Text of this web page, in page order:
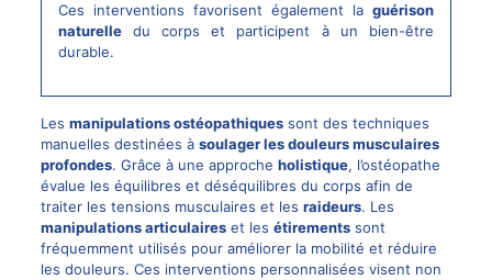
Ces interventions favorisent également la guérison
naturelledu corps et participent à un bien-être
durable.
Les manipulations ostéopathiquessont des techniques
manuelles destinées à soulager les douleurs musculaires
profondes. Grâce à une approche holistique, l’ostéopathe
évalue les équilibres et déséquilibres du corps afin de
traiter les tensions musculaires et les raideurs. Les
manipulations articulaireset les étirementssont
fréquemment utilisés pour améliorer la mobilité et réduire
les douleurs. Ces interventions personnalisées visent non